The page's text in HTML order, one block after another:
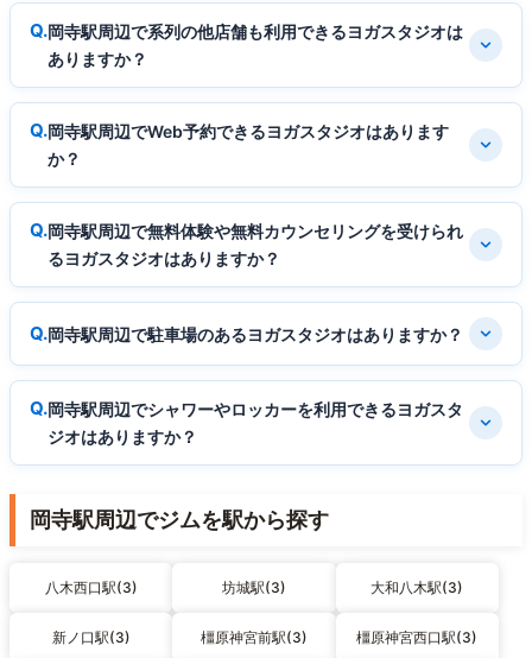
岡寺駅周辺で系列の他店舗も利用できるヨガスタジオは
ありますか？
岡寺駅周辺でWeb予約できるヨガスタジオはあります
か？
岡寺駅周辺で無料体験や無料カウンセリングを受けられ
るヨガスタジオはありますか？
岡寺駅周辺で駐車場のあるヨガスタジオはありますか？
岡寺駅周辺でシャワーやロッカーを利用できるヨガスタ
ジオはありますか？
岡寺駅周辺でジムを駅から探す
八木西口駅(3) 坊城駅(3) 大和八木駅(3)
新ノ口駅(3) 橿原神宮前駅(3) 橿原神宮西口駅(3)